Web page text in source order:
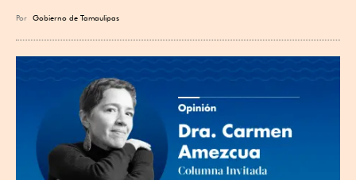
Por Gobierno de Tamaulipas